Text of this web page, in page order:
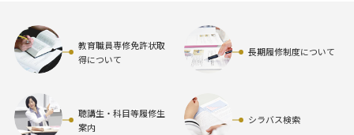
教育職員専修免許状取
得について
長期履修制度について
聴講生・科目等履修生
案内
シラバス検索